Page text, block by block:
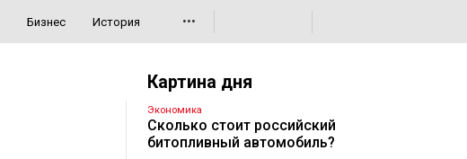
Бизнес История •••
Картина дня
Экономика
Сколько стоит российский
битопливный автомобиль?